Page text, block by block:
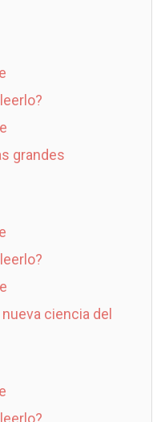
grandes
ciencia del